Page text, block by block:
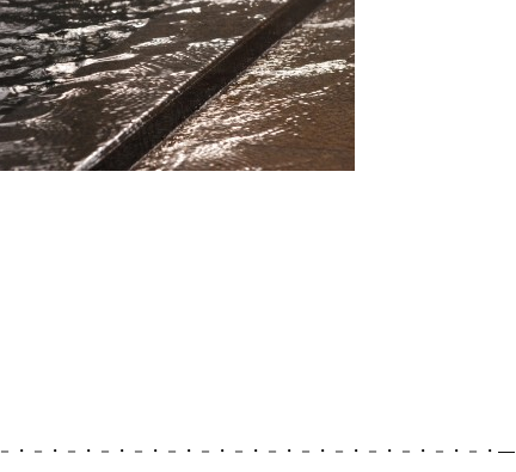
－・－・－・－・－・－・－・－・－・－・－・－・－・－・－・―